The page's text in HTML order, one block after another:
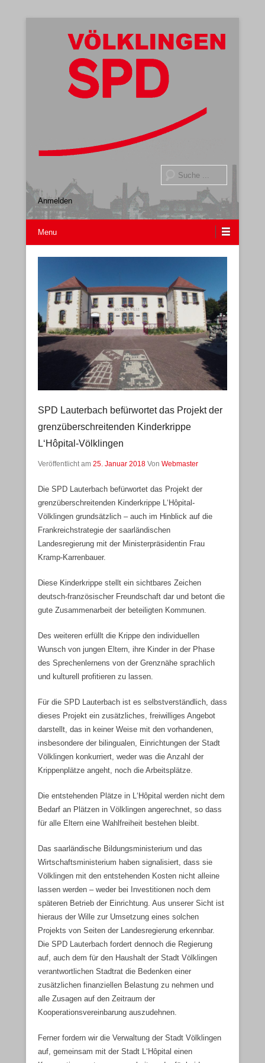
Anmelden
Menu
SPD Lauterbach befürwortet das Projekt der
grenzüberschreitenden Kinderkrippe
L‘Hôpital-Völklingen
Veröffentlicht am 25. Januar 2018 Von Webmaster
Die SPD Lauterbach befürwortet das Projekt der
grenzüberschreitenden Kinderkrippe L‘Hôpital-
Völklingen grundsätzlich – auch im Hinblick auf die
Frankreichstrategie der saarländischen
Landesregierung mit der Ministerpräsidentin Frau
Kramp-Karrenbauer.
Diese Kinderkrippe stellt ein sichtbares Zeichen
deutsch-französischer Freundschaft dar und betont die
gute Zusammenarbeit der beteiligten Kommunen.
Des weiteren erfüllt die Krippe den individuellen
Wunsch von jungen Eltern, ihre Kinder in der Phase
des Sprechenlernens von der Grenznähe sprachlich
und kulturell profitieren zu lassen.
Für die SPD Lauterbach ist es selbstverständlich, dass
dieses Projekt ein zusätzliches, freiwilliges Angebot
darstellt, das in keiner Weise mit den vorhandenen,
insbesondere der bilingualen, Einrichtungen der Stadt
Völklingen konkurriert, weder was die Anzahl der
Krippenplätze angeht, noch die Arbeitsplätze.
Die entstehenden Plätze in L‘Hôpital werden nicht dem
Bedarf an Plätzen in Völklingen angerechnet, so dass
für alle Eltern eine Wahlfreiheit bestehen bleibt.
Das saarländische Bildungsministerium und das
Wirtschaftsministerium haben signalisiert, dass sie
Völklingen mit den entstehenden Kosten nicht alleine
lassen werden – weder bei Investitionen noch dem
späteren Betrieb der Einrichtung. Aus unserer Sicht ist
hieraus der Wille zur Umsetzung eines solchen
Projekts von Seiten der Landesregierung erkennbar.
Die SPD Lauterbach fordert dennoch die Regierung
auf, auch dem für den Haushalt der Stadt Völklingen
verantwortlichen Stadtrat die Bedenken einer
zusätzlichen finanziellen Belastung zu nehmen und
alle Zusagen auf den Zeitraum der
Kooperationsvereinbarung auszudehnen.
Ferner fordern wir die Verwaltung der Stadt Völklingen
auf, gemeinsam mit der Stadt L‘Hôpital einen